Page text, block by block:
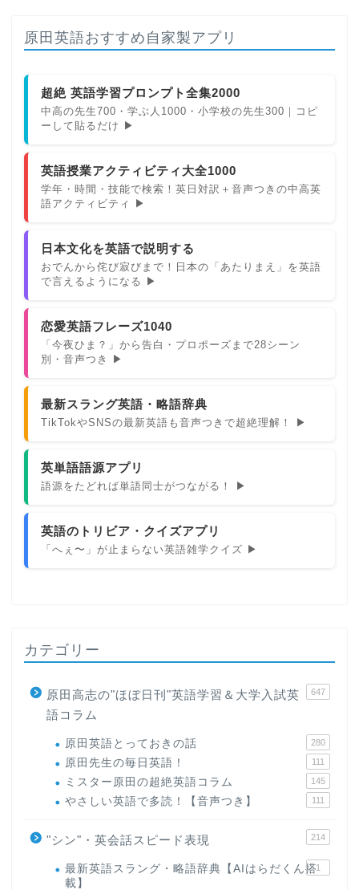
原田英語おすすめ自家製アプリ
超絶 英語学習プロンプト全集2000
中高の先生700・学ぶ人1000・小学校の先生300｜コピ
ーして貼るだけ ▶
英語授業アクティビティ大全1000
学年・時間・技能で検索！英日対訳＋音声つきの中高英
語アクティビティ ▶
日本文化を英語で説明する
おでんから侘び寂びまで！日本の「あたりまえ」を英語
で言えるようになる ▶
恋愛英語フレーズ1040
「今夜ひま？」から告白・プロポーズまで28シーン
別・音声つき ▶
最新スラング英語・略語辞典
TikTokやSNSの最新英語も音声つきで超絶理解！ ▶
英単語語源アプリ
語源をたどれば単語同士がつながる！ ▶
英語のトリビア・クイズアプリ
「へぇ〜」が止まらない英語雑学クイズ ▶
カテゴリー
原田高志の"ほぼ日刊"英語学習＆大学入試英
語コラム
647
原田英語とっておきの話 280
原田先生の毎日英語！ 111
ミスター原田の超絶英語コラム 145
やさしい英語で多読！【音声つき】 111
"シン"・英会話スピード表現 214
最新英語スラング・略語辞典【AIはらだくん搭
載】
1